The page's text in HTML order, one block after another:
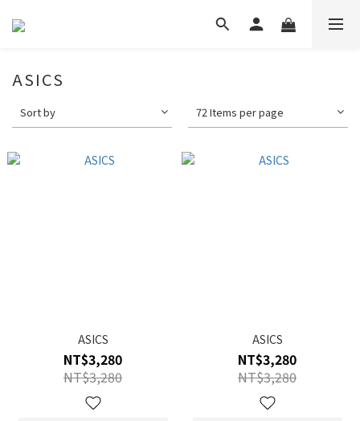
ASICS
Sort by 72 Items per page
ASICS
NT$3,280
NT$3,280
ASICS
NT$3,280
NT$3,280